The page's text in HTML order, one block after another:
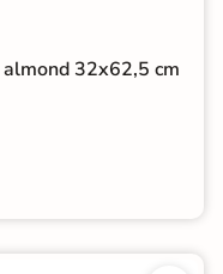
32x62,5 cm